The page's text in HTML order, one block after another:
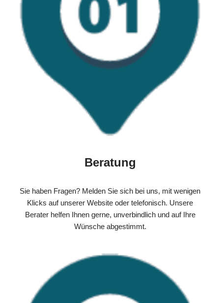
Beratung
Sie haben Fragen? Melden Sie sich bei uns, mit wenigen
Klicks auf unserer Website oder telefonisch. Unsere
Berater helfen Ihnen gerne, unverbindlich und auf Ihre
Wünsche abgestimmt.